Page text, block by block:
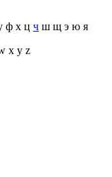
ф х ц ч ш щ э ю я
x y z